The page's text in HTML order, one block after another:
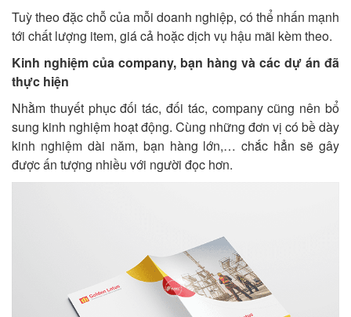
Tuỳ theo đặc chỗ của mỗi doanh nghiệp, có thể nhấn mạnh
tới chất lượng item, giá cả hoặc dịch vụ hậu mãi kèm theo.
Kinh nghiệm của company, bạn hàng và các dự án đã
thực hiện
Nhằm thuyết phục đối tác, đối tác, company cũng nên bổ
sung kinh nghiệm hoạt động. Cùng những đơn vị có bề dày
kinh nghiệm dài năm, bạn hàng lớn,… chắc hẳn sẽ gây
được ấn tượng nhiều với người đọc hơn.